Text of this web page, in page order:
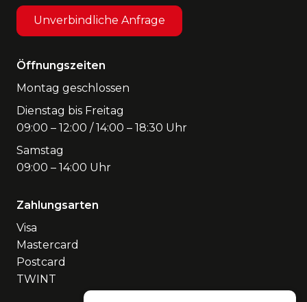
Unverbindliche Anfrage
Öffnungszeiten
Montag geschlossen
Dienstag bis Freitag
09:00 – 12:00 / 14:00 – 18:30 Uhr
Samstag
09:00 – 14:00 Uhr
Zahlungsarten
Visa
Mastercard
Postcard
TWINT